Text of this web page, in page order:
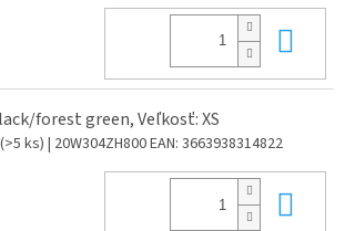
forest green, Veľkosť: XS
(>5 ks) | 20W304ZH800EAN: 3663938314822